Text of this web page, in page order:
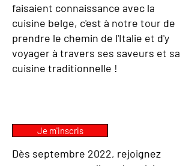
faisaient connaissance avec la
cuisine belge, c'est à notre tour de
prendre le chemin de l'Italie et d'y
voyager à travers ses saveurs et sa
cuisine traditionnelle !
Je m'inscris
Dès septembre 2022, rejoignez